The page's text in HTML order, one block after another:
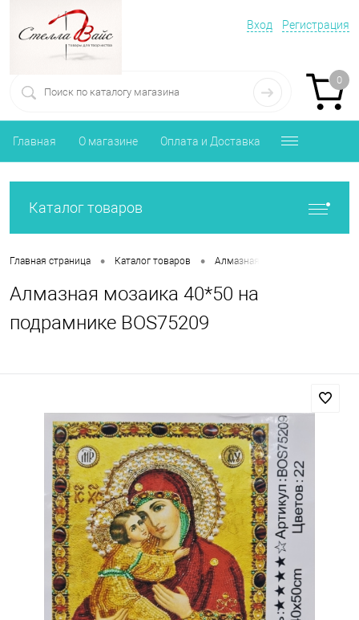
Вход Регистрация
0
Главная О магазине Оплата и Доставка
Каталог товаров
Главная страница • Каталог товаров • Алмазная мозаика
Алмазная мозаика 40*50 на
подрамнике BOS75209